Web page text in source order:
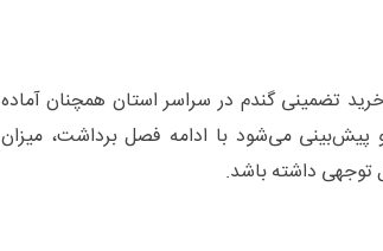
تضمینی گندم در سراسر استان همچنان آماده
می‌شود با ادامه فصل برداشت، میزان
توجهی داشته باشد.